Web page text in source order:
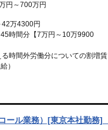
円～700万円
42万4300円
45時間分【7万円～10万9900
る時間外労働分についての割増賃
）
ール業務）[東京本社勤務]